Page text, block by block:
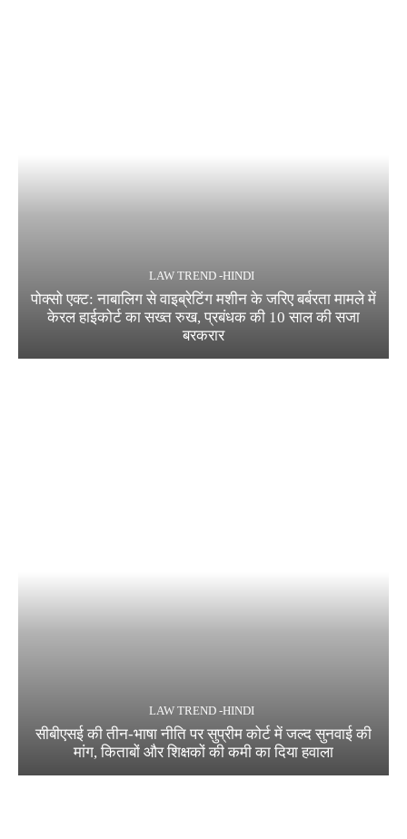
LAW TREND -HINDI
पोक्सो एक्ट: नाबालिग से वाइब्रेटिंग मशीन के जरिए बर्बरता मामले में
केरल हाईकोर्ट का सख्त रुख, प्रबंधक की 10 साल की सजा
बरकरार
LAW TREND -HINDI
सीबीएसई की तीन-भाषा नीति पर सुप्रीम कोर्ट में जल्द सुनवाई की
मांग, किताबों और शिक्षकों की कमी का दिया हवाला